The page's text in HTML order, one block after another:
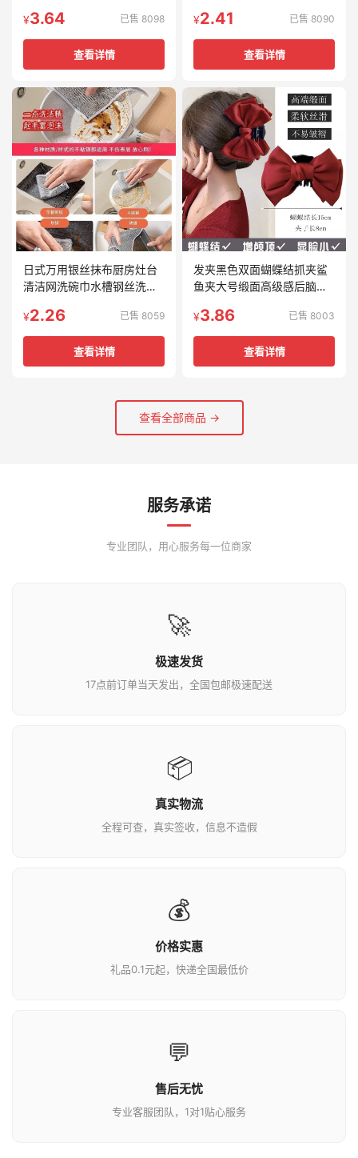
¥3.64 已售 8098
查看详情
¥2.41 已售 8090
查看详情
日式万用银丝抹布厨房灶台
清洁网洗碗巾水槽钢丝洗碗
¥2.26 已售 8059
查看详情
发夹黑色双面蝴蝶结抓夹鲨
鱼夹大号缎面高级感后脑勺
¥3.86 已售 8003
查看详情
查看全部商品 →
服务承诺
专业团队，用心服务每一位商家
🚀
极速发货
17点前订单当天发出，全国包邮极速配送
📦
真实物流
全程可查，真实签收，信息不造假
💰
价格实惠
礼品0.1元起，快递全国最低价
💬
售后无忧
专业客服团队，1对1贴心服务